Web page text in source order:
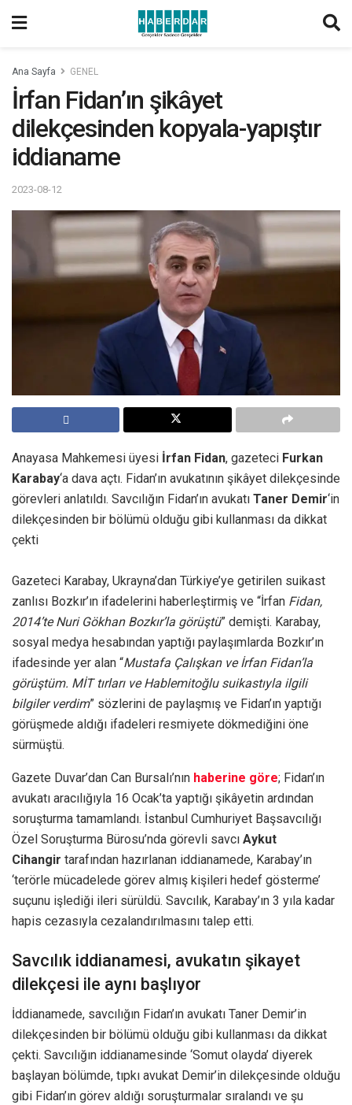
Ana Sayfa GENEL
İrfan Fidan’ın şikâyet
dilekçesinden kopyala-yapıştır
iddianame
2023-08-12
Anayasa Mahkemesi üyesi İrfan Fidan, gazeteci Furkan
Karabay‘a dava açtı. Fidan’ın avukatının şikâyet dilekçesinde
görevleri anlatıldı. Savcılığın Fidan’ın avukatı Taner Demir‘in
dilekçesinden bir bölümü olduğu gibi kullanması da dikkat
çekti
Gazeteci Karabay, Ukrayna’dan Türkiye’ye getirilen suikast
zanlısı Bozkır’ın ifadelerini haberleştirmiş ve “İrfan Fidan,
2014’te Nuri Gökhan Bozkır’la görüştü” demişti. Karabay,
sosyal medya hesabından yaptığı paylaşımlarda Bozkır’ın
ifadesinde yer alan “Mustafa Çalışkan ve İrfan Fidan’la
görüştüm. MİT tırları ve Hablemitoğlu suikastıyla ilgili
bilgiler verdim” sözlerini de paylaşmış ve Fidan’ın yaptığı
görüşmede aldığı ifadeleri resmiyete dökmediğini öne
sürmüştü.
Gazete Duvar’dan Can Bursalı’nın haberine göre; Fidan’ın
avukatı aracılığıyla 16 Ocak’ta yaptığı şikâyetin ardından
soruşturma tamamlandı. İstanbul Cumhuriyet Başsavcılığı
Özel Soruşturma Bürosu’nda görevli savcı Aykut
Cihangir tarafından hazırlanan iddianamede, Karabay’ın
‘terörle mücadelede görev almış kişileri hedef gösterme’
suçunu işlediği ileri sürüldü. Savcılık, Karabay’ın 3 yıla kadar
hapis cezasıyla cezalandırılmasını talep etti.
Savcılık iddianamesi, avukatın şikayet
dilekçesi ile aynı başlıyor
İddianamede, savcılığın Fidan’ın avukatı Taner Demir’in
dilekçesinden bir bölümü olduğu gibi kullanması da dikkat
çekti. Savcılığın iddianamesinde ‘Somut olayda’ diyerek
başlayan bölümde, tıpkı avukat Demir’in dilekçesinde olduğu
gibi Fidan’ın görev aldığı soruşturmalar sıralandı ve şu